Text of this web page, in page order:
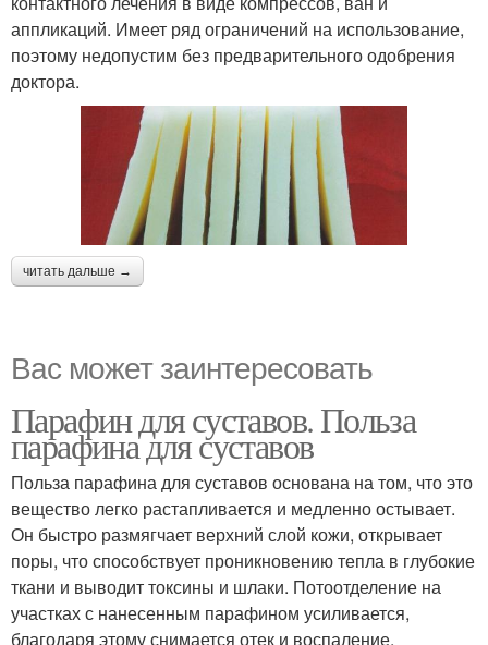
аппликаций. Имеет ряд ограничений на использование,
поэтому недопустим без предварительного одобрения
доктора.
читать дальше →
Вас может заинтересовать
Парафин для суставов. Польза
парафина для суставов
Польза парафина для суставов основана на том, что это
вещество легко растапливается и медленно остывает.
Он быстро размягчает верхний слой кожи, открывает
поры, что способствует проникновению тепла в глубокие
ткани и выводит токсины и шлаки. Потоотделение на
участках с нанесенным парафином усиливается,
благодаря этому снимается отек и воспаление.